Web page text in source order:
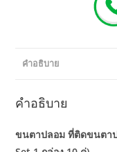
คำอธิบาย
คำอธิบาย
ขนตาปลอม ที่ติดขนตา